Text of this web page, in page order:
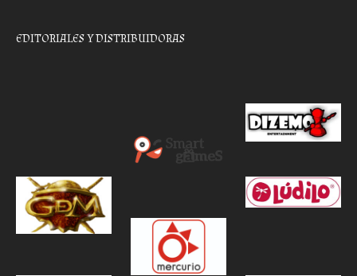
EDITORIALES Y DISTRIBUIDORAS